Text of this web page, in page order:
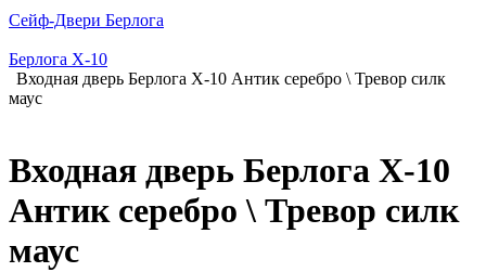
Сейф-Двери Берлога
Берлога X-10
Входная дверь Берлога Х-10 Антик серебро \ Тревор силк
маус
Входная дверь Берлога Х-10
Антик серебро \ Тревор силк
маус